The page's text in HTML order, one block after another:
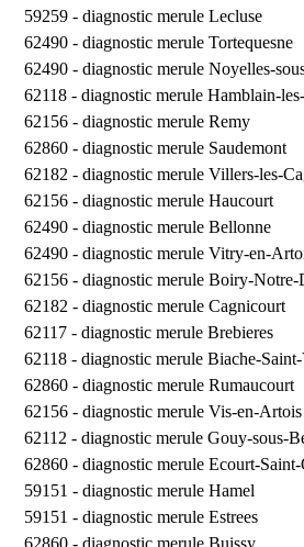
59259 - diagnostic merule Lecluse
62490 - diagnostic merule Tortequesne
62490 - diagnostic merule Noyelles-
62118 - diagnostic merule Hamblain-
62156 - diagnostic merule Remy
62860 - diagnostic merule Saudemont
62182 - diagnostic merule Villers-les-
62156 - diagnostic merule Haucourt
62490 - diagnostic merule Bellonne
62490 - diagnostic merule Vitry-en-
62156 - diagnostic merule Boiry-Notre-
62182 - diagnostic merule Cagnicourt
62117 - diagnostic merule Brebieres
62118 - diagnostic merule Biache-Saint-
62860 - diagnostic merule Rumaucourt
62156 - diagnostic merule Vis-en-Artois
62112 - diagnostic merule Gouy-sous-
62860 - diagnostic merule Ecourt-
59151 - diagnostic merule Hamel
59151 - diagnostic merule Estrees
62860 - diagnostic merule Buissy